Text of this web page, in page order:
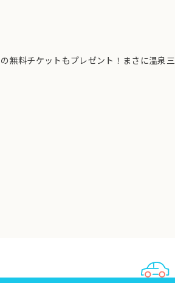
無料チケットもプレゼント！まさに温泉三